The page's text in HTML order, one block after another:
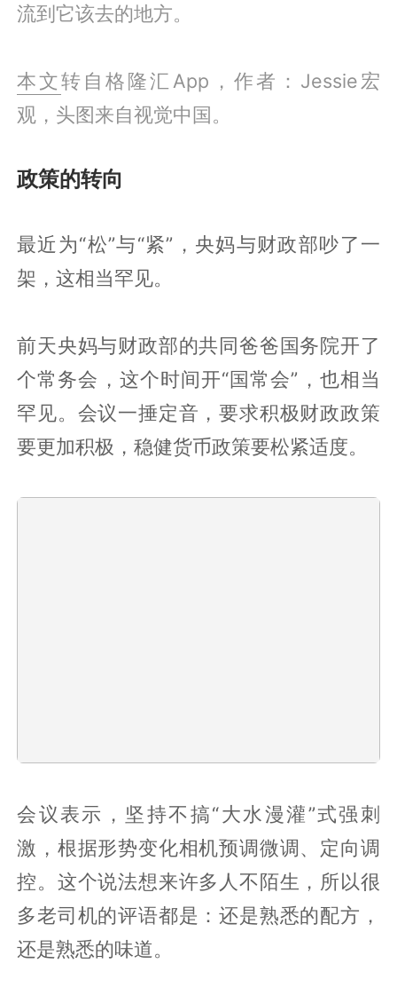
流到它该去的地方。
本文转自格隆汇App，作者：Jessie宏
观，头图来自视觉中国。
政策的转向
最近为“松”与“紧”，央妈与财政部吵了一
架，这相当罕见。
前天央妈与财政部的共同爸爸国务院开了
个常务会，这个时间开“国常会”，也相当
罕见。会议一捶定音，要求积极财政政策
要更加积极，稳健货币政策要松紧适度。
会议表示，坚持不搞“大水漫灌”式强刺
激，根据形势变化相机预调微调、定向调
控。这个说法想来许多人不陌生，所以很
多老司机的评语都是：还是熟悉的配方，
还是熟悉的味道。